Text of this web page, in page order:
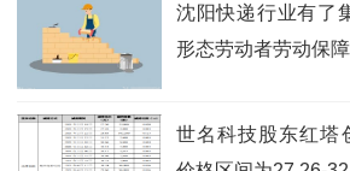
沈阳快递行业有了
形态劳动者劳动保
世名科技股东红塔